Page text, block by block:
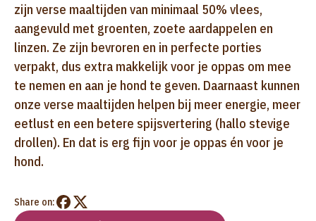
zijn verse maaltijden van minimaal 50% vlees,
aangevuld met groenten, zoete aardappelen en
linzen. Ze zijn bevroren en in perfecte porties
verpakt, dus extra makkelijk voor je oppas om mee
te nemen en aan je hond te geven. Daarnaast kunnen
onze verse maaltijden helpen bij meer energie, meer
eetlust en een betere spijsvertering (hallo stevige
drollen). En dat is erg fijn voor je oppas én voor je
hond.
Share on: